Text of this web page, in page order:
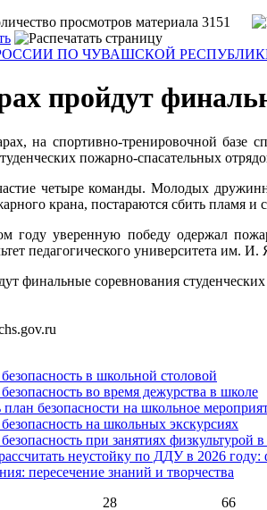
3151
ПО ЧУВАШСКОЙ
пройдут
на спортивно-тренировочной
пожарно-спасательных
четыре команды. Молодых
крана, постараются сбить пламя
уверенную победу одержал
педагогического университета им.
в школьной столовой
во время дежурства в школе
план безопасности на школьное
на школьных экскурсиях
при занятиях физкультурой
неустойку по ДДУ в 2026
пересечение знаний и творчества
28 66